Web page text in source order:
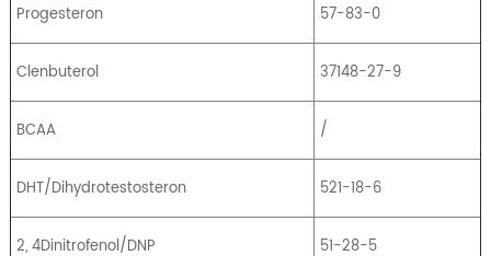
Progesteron 57-83-0
Clenbuterol 37148-27-9
BCAA /
DHT/Dihydrotestosteron 521-18-6
2, 4Dinitrofenol/DNP 51-28-5